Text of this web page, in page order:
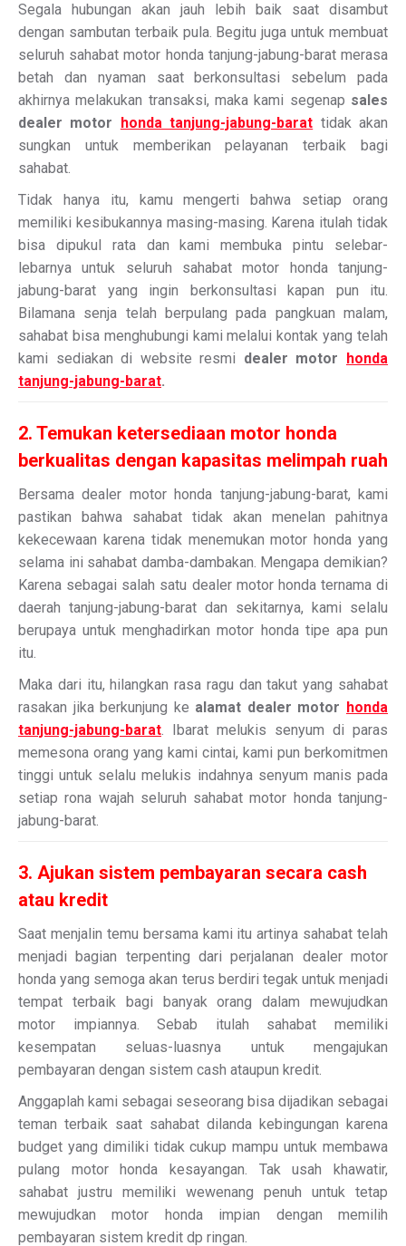
Segala hubungan akan jauh lebih baik saat disambut
dengan sambutan terbaik pula. Begitu juga untuk membuat
seluruh sahabat motor honda tanjung-jabung-barat merasa
betah dan nyaman saat berkonsultasi sebelum pada
akhirnya melakukan transaksi, maka kami segenap sales
dealer motor
honda tanjung-jabung-barat tidak akan
sungkan untuk memberikan pelayanan terbaik bagi
sahabat.
Tidak hanya itu, kamu mengerti bahwa setiap orang
memiliki kesibukannya masing-masing. Karena itulah tidak
bisa dipukul rata dan kami membuka pintu selebar-
lebarnya untuk seluruh sahabat motor honda tanjung-
jabung-barat yang ingin berkonsultasi kapan pun itu.
Bilamana senja telah berpulang pada pangkuan malam,
sahabat bisa menghubungi kami melalui kontak yang telah
kami sediakan di website resmi dealer motor
honda
tanjung-jabung-barat.
2. Temukan ketersediaan motor honda
berkualitas dengan kapasitas melimpah ruah
Bersama dealer motor honda tanjung-jabung-barat, kami
pastikan bahwa sahabat tidak akan menelan pahitnya
kekecewaan karena tidak menemukan motor honda yang
selama ini sahabat damba-dambakan. Mengapa demikian?
Karena sebagai salah satu dealer motor honda ternama di
daerah tanjung-jabung-barat dan sekitarnya, kami selalu
berupaya untuk menghadirkan motor honda tipe apa pun
itu.
Maka dari itu, hilangkan rasa ragu dan takut yang sahabat
rasakan jika berkunjung ke alamat dealer motor honda
tanjung-jabung-barat. Ibarat melukis senyum di paras
memesona orang yang kami cintai, kami pun berkomitmen
tinggi untuk selalu melukis indahnya senyum manis pada
setiap rona wajah seluruh sahabat motor honda tanjung-
jabung-barat.
3. Ajukan sistem pembayaran secara cash
atau kredit
Saat menjalin temu bersama kami itu artinya sahabat telah
menjadi bagian terpenting dari perjalanan dealer motor
honda yang semoga akan terus berdiri tegak untuk menjadi
tempat terbaik bagi banyak orang dalam mewujudkan
motor impiannya. Sebab itulah sahabat memiliki
kesempatan seluas-luasnya untuk mengajukan
pembayaran dengan sistem cash ataupun kredit.
Anggaplah kami sebagai seseorang bisa dijadikan sebagai
teman terbaik saat sahabat dilanda kebingungan karena
budget yang dimiliki tidak cukup mampu untuk membawa
pulang motor honda kesayangan. Tak usah khawatir,
sahabat justru memiliki wewenang penuh untuk tetap
mewujudkan motor honda impian dengan memilih
pembayaran sistem kredit dp ringan.